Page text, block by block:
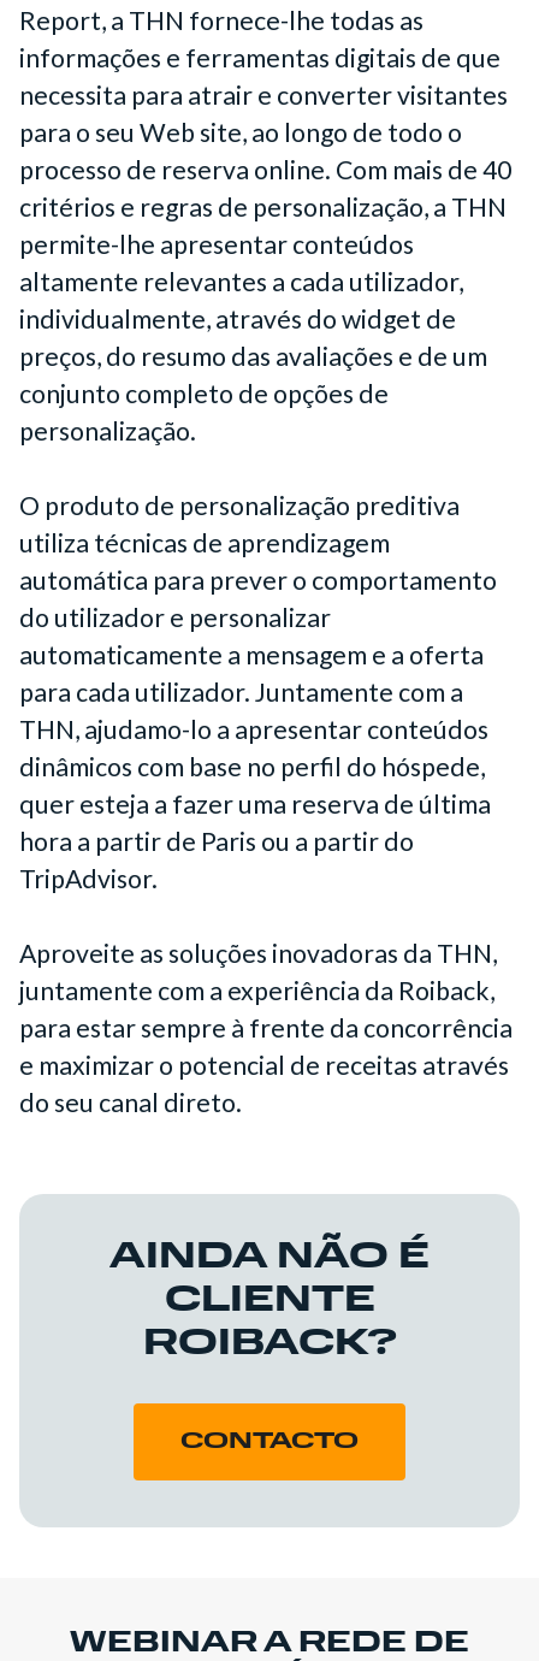
Report, a THN fornece-lhe todas as
informações e ferramentas digitais de que
necessita para atrair e converter visitantes
para o seu Web site, ao longo de todo o
processo de reserva online. Com mais de 40
critérios e regras de personalização, a THN
permite-lhe apresentar conteúdos
altamente relevantes a cada utilizador,
individualmente, através do widget de
preços, do resumo das avaliações e de um
conjunto completo de opções de
personalização.
O produto de personalização preditiva
utiliza técnicas de aprendizagem
automática para prever o comportamento
do utilizador e personalizar
automaticamente a mensagem e a oferta
para cada utilizador. Juntamente com a
THN, ajudamo-lo a apresentar conteúdos
dinâmicos com base no perfil do hóspede,
quer esteja a fazer uma reserva de última
hora a partir de Paris ou a partir do
TripAdvisor.
Aproveite as soluções inovadoras da THN,
juntamente com a experiência da Roiback,
para estar sempre à frente da concorrência
e maximizar o potencial de receitas através
do seu canal direto.
AINDA NÃO É
CLIENTE
ROIBACK?
CONTACTO
WEBINAR A REDE DE